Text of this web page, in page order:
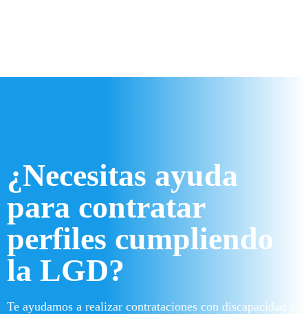
¿Necesitas ayuda
para contratar
perfiles cumpliendo
la LGD?
Te ayudamos a realizar contrataciones con discapacidad y